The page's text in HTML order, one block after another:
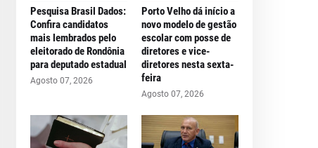
Pesquisa Brasil Dados:
Confira candidatos
mais lembrados pelo
eleitorado de Rondônia
para deputado estadual
Agosto 07, 2026
Porto Velho dá início a
novo modelo de gestão
escolar com posse de
diretores e vice-
diretores nesta sexta-
feira
Agosto 07, 2026